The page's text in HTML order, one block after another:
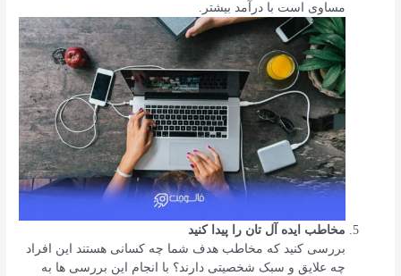
مساوی است با درآمد بیشتر.
مخاطب ایده آل تان را پیدا کنید
بررسی کنید که مخاطب هدف شما چه کسانی هستند این افراد
چه علایق و سبک شخصیتی دارند؟ با انجام این بررسی ها به